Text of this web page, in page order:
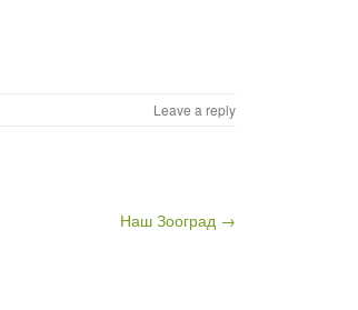
Leave a reply
Наш Зооград →